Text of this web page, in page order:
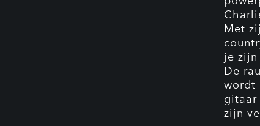
Met
je
De
wordt
gitaar
zijn